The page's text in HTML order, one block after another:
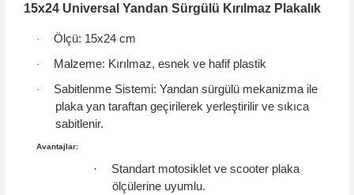
15x24 Universal Yandan Sürgülü Kırılmaz Plakalık
· Ölçü: 15x24 cm
· Malzeme: Kırılmaz, esnek ve hafif plastik
· Sabitlenme Sistemi: Yandan sürgülü mekanizma ile
plaka yan taraftan geçirilerek yerleştirilir ve sıkıca
sabitlenir.
Avantajlar:
·
Standart motosiklet ve scooter plaka
ölçülerine uyumlu.